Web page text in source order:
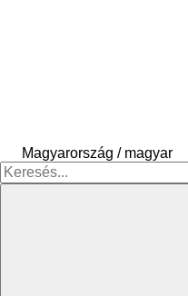
Magyarország / magyar